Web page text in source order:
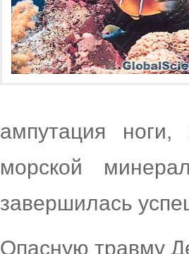
ампутация
морской
завершилась
Опасную травму